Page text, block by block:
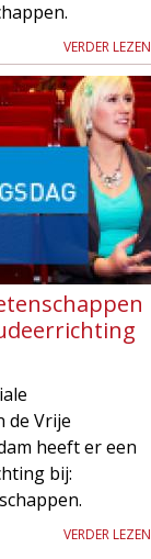
VERDER LEZEN
de Vrije
heeft er een
bij:
VERDER LEZEN